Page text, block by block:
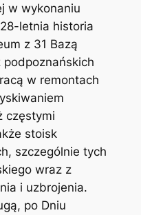
w wykonaniu
letnia historia
z 31 Bazą
w remontach
częstymi
stoisk
szczególnie tych
wraz z
i uzbrojenia.
po Dniu